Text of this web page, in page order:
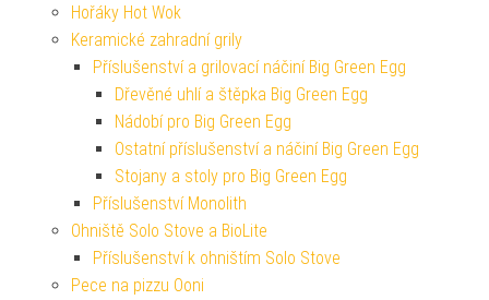
Hořáky Hot Wok
Keramické zahradní grily
Příslušenství a grilovací náčiní Big Green Egg
Dřevěné uhlí a štěpka Big Green Egg
Nádobí pro Big Green Egg
Ostatní příslušenství a náčiní Big Green Egg
Stojany a stoly pro Big Green Egg
Příslušenství Monolith
Ohniště Solo Stove a BioLite
Příslušenství k ohništím Solo Stove
Pece na pizzu Ooni